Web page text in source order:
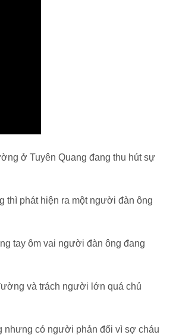
ở Tuyên Quang đang thu hút sự
thì phát hiện ra một người đàn ông
tay ôm vai người đàn ông đang
và trách người lớn quá chủ
nhưng có người phản đối vì sợ cháu